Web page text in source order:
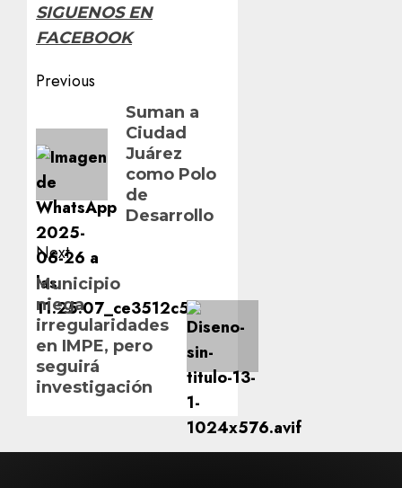
SIGUENOS EN
FACEBOOK
Post
navigation
Previous
post:
Suman a
Ciudad
Juárez
como Polo
de
Desarrollo
Next
Next
post:
Municipio
niega
irregularidades
en IMPE, pero
seguirá
investigación